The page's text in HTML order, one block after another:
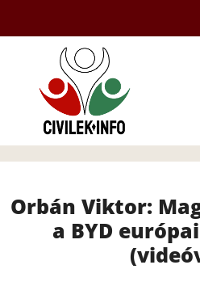
tartalomba
Orbán Viktor:
a BYD